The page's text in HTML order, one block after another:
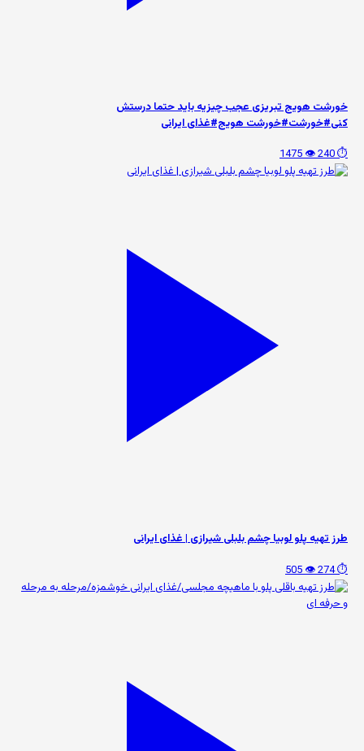
خورشت هویج تبریزی عجب چیزیه باید حتما درستش
کنی#خورشت#خورشت هویج#غذای ایرانی
⏱️ 240
👁️ 1475
طرز تهیه پلو لوبیا چشم بلبلی شیرازی | غذای ایرانی
⏱️ 274
👁️ 505